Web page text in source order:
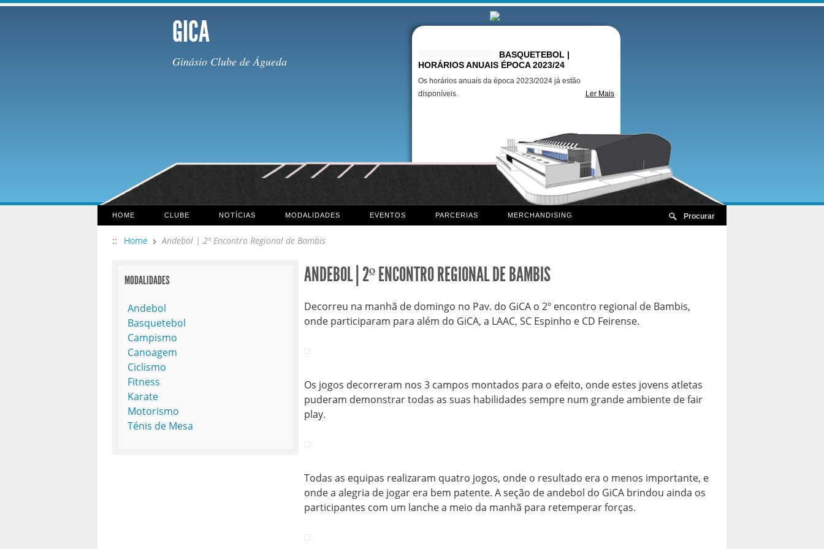
GICA
Ginásio Clube de Águeda
BASQUETEBOL |
HORÁRIOS ANUAIS ÉPOCA 2023/24
Os horários anuais da época 2023/2024 já estão
disponíveis.
Ler Mais
HOME CLUBE NOTÍCIAS MODALIDADES EVENTOS PARCERIAS MERCHANDISING
:: Home Andebol | 2º Encontro Regional de Bambis
ANDEBOL | 2º ENCONTRO REGIONAL DE BAMBIS
Decorreu na manhã de domingo no Pav. do GiCA o 2º encontro regional de Bambis,
onde participaram para além do GiCA, a LAAC, SC Espinho e CD Feirense.
Os jogos decorreram nos 3 campos montados para o efeito, onde estes jovens atletas
puderam demonstrar todas as suas habilidades sempre num grande ambiente de fair
play.
Todas as equipas realizaram quatro jogos, onde o resultado era o menos importante, e
onde a alegria de jogar era bem patente. A seção de andebol do GiCA brindou ainda os
participantes com um lanche a meio da manhã para retemperar forças.
MODALIDADES
Andebol
Basquetebol
Campismo
Canoagem
Ciclismo
Fitness
Karate
Motorismo
Ténis de Mesa